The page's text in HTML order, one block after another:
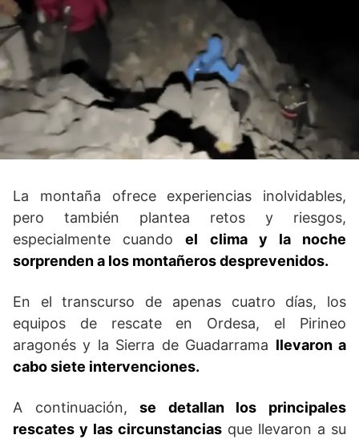
La montaña ofrece experiencias inolvidables,
pero también plantea retos y riesgos,
especialmente cuandoel clima y la noche
sorprenden a los montañeros desprevenidos.
En el transcurso de apenas cuatro días, los
equipos de rescate en Ordesa, el Pirineo
aragonés y la Sierra de Guadarrama llevaron a
cabo siete intervenciones.
A continuación,se detallan los principales
rescates y las circunstancias que llevaron a su